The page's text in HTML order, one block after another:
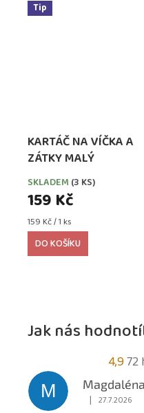
Tip
KARTÁČ NA VÍČKA A
ZÁTKY MALÝ
SKLADEM (3 KS)
159 Kč
Měrná
cena:
159 Kč / 1 ks
DO KOŠÍKU
Jak nás
4,972
M
Magdaléna
Hodnocení
| 27.7.2026